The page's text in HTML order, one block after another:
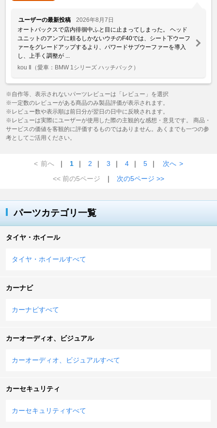
ユーザーの最新投稿
2026年8月7日
オートバックスで店内徘徊中ふと目に止まってしまった。 ヘッド
ユニットのアンプに頼るしかないウチのF40では、シート下ウーフ
ァーをグレードアップするより、パワードサブウーファーを導入
し、上手く調整が ...
kou Ⅱ （愛車：BMW 1シリーズ ハッチバック）
※自作等、表示されないパーツレビューは「レビュー」を選択
※一定数のレビューがある商品のみ製品評価が表示されます。
※レビュー数や表示順は前日分が翌日の日中に反映されます。
※レビューは実際にユーザーが使用した際の主観的な感想・意見です。 商品・
サービスの価値を客観的に評価するものではありません。あくまでも一つの参
考としてご活用ください。
< 前へ ｜ 1 ｜ 2 ｜ 3 ｜ 4 ｜ 5 ｜ 次へ >
<< 前の5ページ
｜ 次の5ページ >>
パーツカテゴリ一覧
タイヤ・ホイール
タイヤ・ホイールすべて
カーナビ
カーナビすべて
カーオーディオ、ビジュアル
カーオーディオ、ビジュアルすべて
カーセキュリティ
カーセキュリティすべて